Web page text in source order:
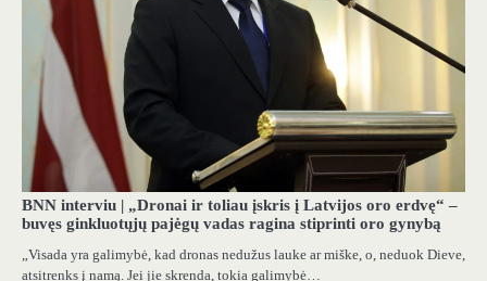
BNN interviu | „Dronai ir toliau įskris į Latvijos oro erdvę“ –
buvęs ginkluotųjų pajėgų vadas ragina stiprinti oro gynybą
„Visada yra galimybė, kad dronas nedužus lauke ar miške, o, neduok Dieve,
atsitrenks į namą. Jei jie skrenda, tokia galimybė…